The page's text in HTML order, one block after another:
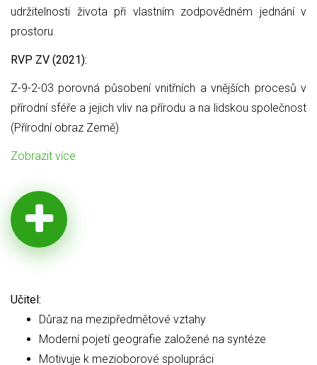
udržitelnosti života při vlastním zodpovědném jednání v
prostoru.
RVP ZV (2021):
Z-9-2-03 porovná působení vnitřních a vnějších procesů v
přírodní sféře a jejich vliv na přírodu a na lidskou společnost
(Přírodní obraz Země)
Zobrazit více
Učitel:
Důraz na mezipředmětové vztahy
Moderní pojetí geografie založené na syntéze
Motivuje k mezioborové spolupráci